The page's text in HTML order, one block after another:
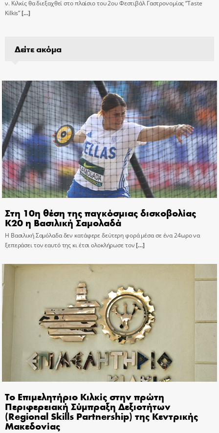
ν. Κιλκίς θα διεξαχθεί στο πλαίσιο του 2ου Φεστιβάλ Γαστρονομίας “Taste
Kilkis”[…]
Δείτε ακόμα
Στη 10η θέση της παγκόσμιας δισκοβολίας
Κ20 η Βασιλική Σαμολαδά
Η Βασιλική Σαμόλαδα δεν κατάφερε δεύτερη φορά μέσα σε ένα 24ωρο να
ξεπεράσει τον εαυτό της κι έτσι ολοκλήρωσε τον[…]
Το Επιμελητήριο Κιλκίς στην πρώτη
Περιφερειακή Σύμπραξη Δεξιοτήτων
(Regional Skills Partnership) της Κεντρικής
Μακεδονίας